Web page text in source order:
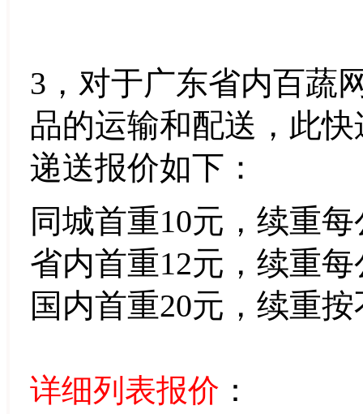
3，对于广东省内百蔬
品的运输和配送，此
递送报价如下：
同城首重10元，续重
省内首重12元，续重
国内首重20元，续重
详细列表报价 ：